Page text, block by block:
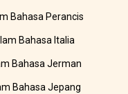
Bahasa Perancis
Bahasa Italia
Bahasa Jerman
Bahasa Jepang